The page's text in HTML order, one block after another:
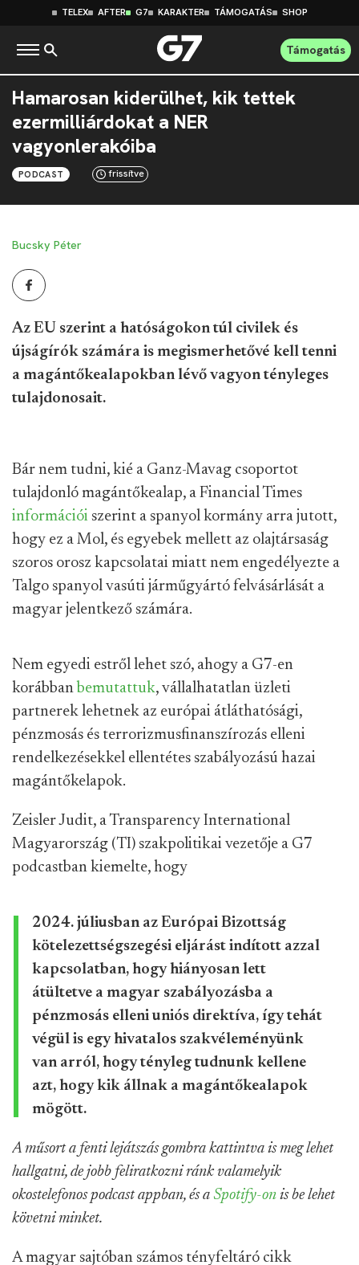
TELEX AFTER G7 KARAKTER TÁMOGATÁS SHOP
Támogatás
Hamarosan kiderülhet, kik tettek
ezermilliárdokat a NER
vagyonlerakóiba
PODCAST frissítve
Bucsky Péter
Az EU szerint a hatóságokon túl civilek és
újságírók számára is megismerhetővé kell tenni
a magántőkealapokban lévő vagyon tényleges
tulajdonosait.
Bár nem tudni, kié a Ganz-Mavag csoportot
tulajdonló magántőkealap, a Financial Times
információi szerint a spanyol kormány arra jutott,
hogy ez a Mol, és egyebek mellett az olajtársaság
szoros orosz kapcsolatai miatt nem engedélyezte a
Talgo spanyol vasúti járműgyártó felvásárlását a
magyar jelentkező számára.
Nem egyedi estről lehet szó, ahogy a G7-en
korábban bemutattuk, vállalhatatlan üzleti
partnerek lehetnek az európai átláthatósági,
pénzmosás és terrorizmusfinanszírozás elleni
rendelkezésekkel ellentétes szabályozású hazai
magántőkelapok.
Zeisler Judit, a Transparency International
Magyarország (TI) szakpolitikai vezetője a G7
podcastban kiemelte, hogy
2024. júliusban az Európai Bizottság
kötelezettségszegési eljárást indított azzal
kapcsolatban, hogy hiányosan lett
átültetve a magyar szabályozásba a
pénzmosás elleni uniós direktíva, így tehát
végül is egy hivatalos szakvéleményünk
van arról, hogy tényleg tudnunk kellene
azt, hogy kik állnak a magántőkealapok
mögött.
A műsort a fenti lejátszás gombra kattintva is meg lehet
hallgatni, de jobb feliratkozni ránk valamelyik
okostelefonos podcast appban, és a Spotify-on is be lehet
követni minket.
A magyar sajtóban számos tényfeltáró cikk